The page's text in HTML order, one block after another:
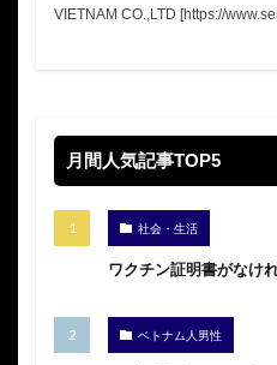
VIETNAM CO.,LTD [https://
月間人気記事TOP5
社会・生活
ワクチン証明書がなけ
ベトナム人男性